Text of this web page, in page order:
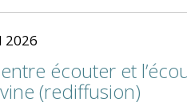
2026
écouter et
(rediffusion)